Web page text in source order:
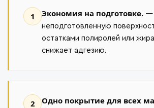
1 Экономия на подготовке. —
неподготовленную
остатками полиролей или
снижает адгезию.
2 Одно покрытие для всех